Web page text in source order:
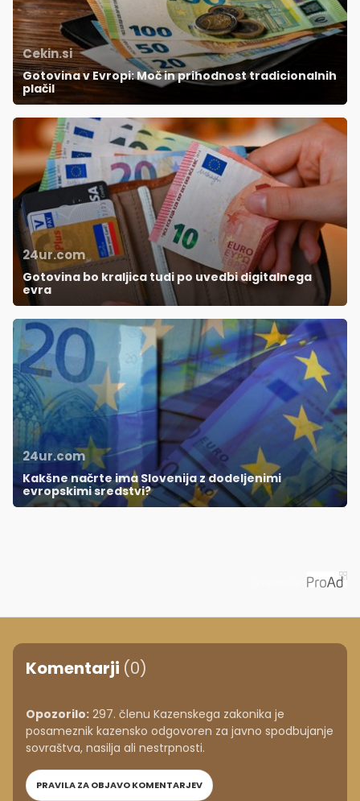
Cekin.si
Gotovina v Evropi: Moč in prihodnost tradicionalnih
plačil
24ur.com
Gotovina bo kraljica tudi po uvedbi digitalnega
evra
24ur.com
Kakšne načrte ima Slovenija z dodeljenimi
evropskimi sredstvi?
Komentarji (0)
Opozorilo: 297. členu Kazenskega zakonika je
posameznik kazensko odgovoren za javno spodbujanje
sovraštva, nasilja ali nestrpnosti.
PRAVILA ZA OBJAVO KOMENTARJEV